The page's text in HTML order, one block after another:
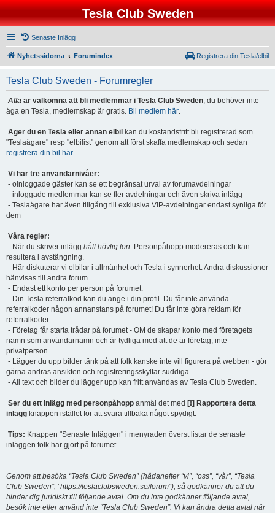
Tesla Club Sweden
Senaste Inlägg
Nyhetssidorna Forumindex Registrera din Tesla/elbil
Tesla Club Sweden - Forumregler
Alla är välkomna att bli medlemmar i Tesla Club Sweden, du behöver inte
äga en Tesla, medlemskap är gratis. Bli medlem här.
Äger du en Tesla eller annan elbil kan du kostandsfritt bli registrerad som
"Teslaägare" resp "elbilist" genom att först skaffa medlemskap och sedan
registrera din bil här.
Vi har tre användarnivåer:
- oinloggade gäster kan se ett begränsat urval av forumavdelningar
- inloggade medlemmar kan se fler avdelningar och även skriva inlägg
- Teslaägare har även tillgång till exklusiva VIP-avdelningar endast synliga för
dem
Våra regler:
- När du skriver inlägg håll hövlig ton. Personpåhopp modereras och kan
resultera i avstängning.
- Här diskuterar vi elbilar i allmänhet och Tesla i synnerhet. Andra diskussioner
hänvisas till andra forum.
- Endast ett konto per person på forumet.
- Din Tesla referralkod kan du ange i din profil. Du får inte använda
referralkoder någon annanstans på forumet! Du får inte göra reklam för
referralkoder.
- Företag får starta trådar på forumet - OM de skapar konto med företagets
namn som användarnamn och är tydliga med att de är företag, inte
privatperson.
- Lägger du upp bilder tänk på att folk kanske inte vill figurera på webben - gör
gärna andras ansikten och registreringsskyltar suddiga.
- All text och bilder du lägger upp kan fritt användas av Tesla Club Sweden.
Ser du ett inlägg med personpåhopp anmäl det med [!] Rapportera detta
inlägg knappen istället för att svara tillbaka något spydigt.
Tips: Knappen "Senaste Inläggen" i menyraden överst listar de senaste
inläggen folk har gjort på forumet.
Genom att besöka “Tesla Club Sweden” (hädanefter “vi”, “oss”, “vår”, “Tesla
Club Sweden”, “https://teslaclubsweden.se/forum”), så godkänner du att du
binder dig juridiskt till följande avtal. Om du inte godkänner följande avtal,
besök inte eller använd inte “Tesla Club Sweden”. Vi kan ändra detta avtal när